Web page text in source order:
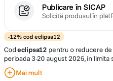
dji osmo
Publicare în SICAP
Solicită produsul în
-12% cod eclipsa12
Codeclipsa12 pentru o reducere de
perioada 3-20 august 2026, in
aplica exclusiv produselor marcate cu
conditionata de utilizarea codului de
Mai mult